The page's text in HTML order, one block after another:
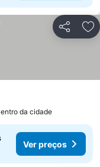
Partilhar
da cidade
Ver preços